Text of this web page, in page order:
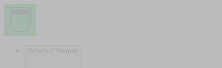
Vereine / Themen